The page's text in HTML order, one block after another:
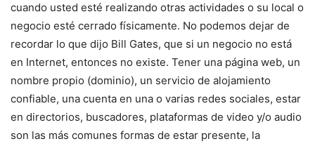
cuando usted esté realizando otras actividades o su local o
negocio esté cerrado físicamente. No podemos dejar de
recordar lo que dijo Bill Gates, que si un negocio no está
en Internet, entonces no existe. Tener una página web, un
nombre propio (dominio), un servicio de alojamiento
confiable, una cuenta en una o varias redes sociales, estar
en directorios, buscadores, plataformas de video y/o audio
son las más comunes formas de estar presente, la